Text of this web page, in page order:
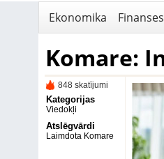
Ekonomika Finanses
Komare:
848 skatījumi
Kategorijas
Viedokļi
Atslēgvārdi
Laimdota Komare